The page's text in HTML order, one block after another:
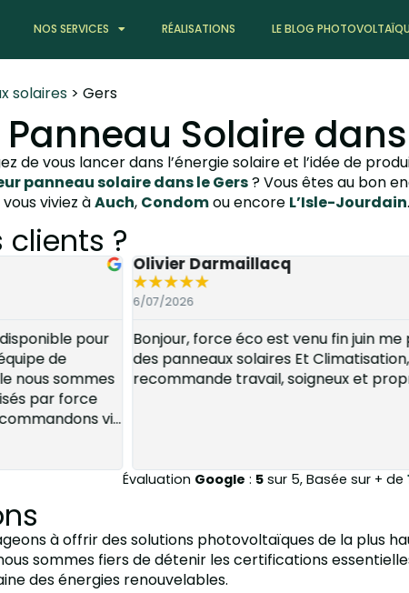
NOS SERVICES RÉALISATIONS LE BLOG
solaires > Gers
Solaire
de vous lancer dans l’énergie solaire et l’idée de
panneau solaire dans le Gers? Vous êtes au bon
viviez àAuch, Condomou encore L’Isle-Jourdain.
clients ?
pour
de
nous sommes
par force
vi...
Olivier Darmaillacq
★★★★★
6/07/2026
Bonjour, force éco est venu fin juin me
des panneaux solaires Et
recommande travail, soigneux et
Évaluation Google : 5sur 5, Basée sur + de
à offrir des solutions photovoltaïques de la plus
sommes fiers de détenir les certifications
des énergies renouvelables.